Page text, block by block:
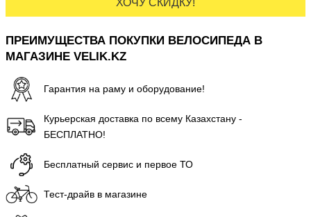
ПРЕИМУЩЕСТВА ПОКУПКИ ВЕЛОСИПЕДА В
МАГАЗИНЕ VELIK.KZ
Гарантия на раму и оборудование!
Курьерская доставка по всему Казахстану -
БЕСПЛАТНО!
Бесплатный сервис и первое ТО
Тест-драйв в магазине